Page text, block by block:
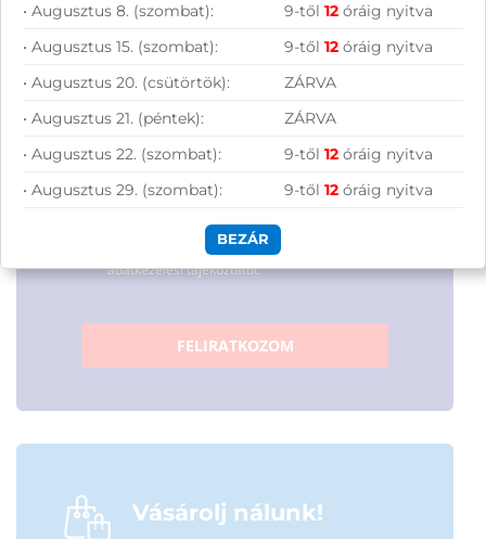
lehetőségeiből!
ÁSZF-ben található
adatkezelési tájékoztatót.
FELIRATKOZOM
Vásárolj nálunk!
• Augusztus 8. (szombat): 9-től12 óráig nyitva
• Augusztus 15. (szombat):
9-től12 óráig nyitva
• Augusztus 20. (csütörtök):
ZÁRVA
• Augusztus 21. (péntek):
ZÁRVA
• Augusztus 22. (szombat):
9-től12 óráig nyitva
• Augusztus 29. (szombat):
9-től12 óráig nyitva
BEZÁR